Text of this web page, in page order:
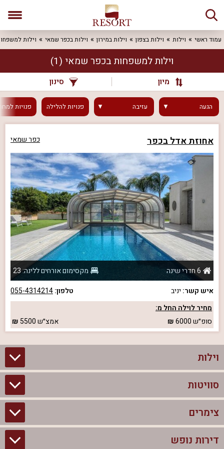
עמוד ראשי וילות וילות בצפון וילות במירון וילות בכפר שמאי וילות
וילות למשפחות בכפר שמאי (1)
מיון סינון
הגעה עזיבה פנויותלהלילה פנויות
אחוזת אדל בכפר כפר שמאי
6 חדרי שינה
מקסימום אורחים ללינה: 23
איש קשר: יניב טלפון:055-4314214
מחיר לוילה החל מ:
סופ״ש6000 אמצ״ש5500
וילות
וילות בצפון
וילות להשכרה
סוויטות
סוויטות בצפון
צימרים לזוגות עם בריכה פרטית
צימרים
צימרים בצפון
דירות נופש